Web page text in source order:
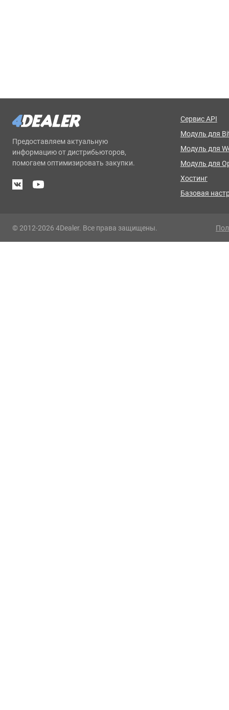
Предоставляем актуальную
информацию от дистрибьюторов,
помогаем оптимизировать закупки.
Сервис API
Модуль для
Модуль для
Модуль для
Хостинг
Базовая
© 2012-2026 4Dealer. Все права защищены.